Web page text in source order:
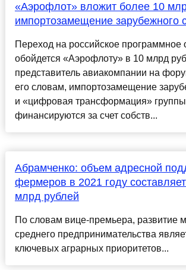
«Аэрофлот» вложит более 10
импортозамещение зарубежного
Переход на российское программное
обойдется «Аэрофлоту» в 10 млрд
представитель авиакомпании на
его словам, импортозамещение
и «цифровая трансформация» группы
финансируются за счет собств...
Абрамченко: объем адресной
фермеров в 2021 году
млрд рублей
По словам вице-премьера, развитие
среднего предпринимательства
ключевых аграрных приоритетов...